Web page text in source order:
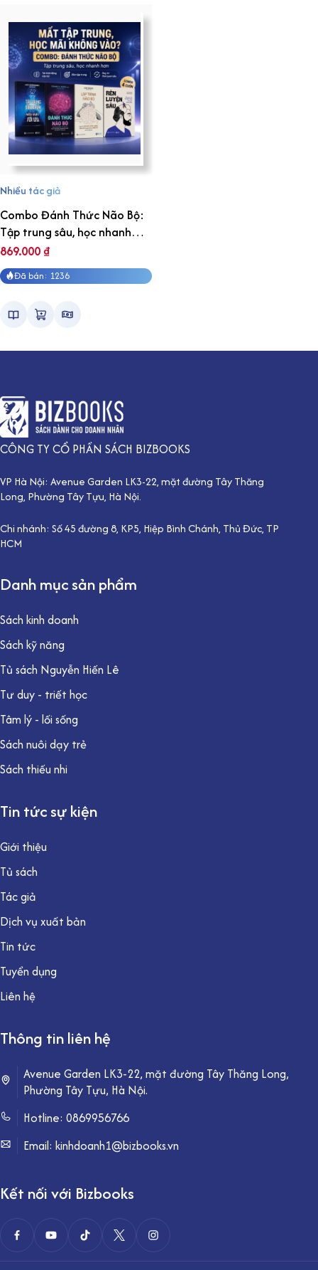
Nhiều tác giả
Combo Đánh Thức Não Bộ:
Tập trung sâu, học nhanh
hơn
869.000₫
Đã bán: 1236
CÔNG TY CỔ PHẦN SÁCH BIZBOOKS
VP Hà Nội: Avenue Garden LK3-22, mặt đường Tây Thăng
Long, Phường Tây Tựu, Hà Nội.
Chi nhánh: Số 45 đường 8, KP5, Hiệp Bình Chánh, Thủ Đức, TP
HCM
Danh mục sản phẩm
Sách kinh doanh
Sách kỹ năng
Tủ sách Nguyễn Hiến Lê
Tư duy - triết học
Tâm lý - lối sống
Sách nuôi dạy trẻ
Sách thiếu nhi
Tin tức sự kiện
Giới thiệu
Tủ sách
Tác giả
Dịch vụ xuất bản
Tin tức
Tuyển dụng
Liên hệ
Thông tin liên hệ
Avenue Garden LK3-22, mặt đường Tây Thăng Long,
Phường Tây Tựu, Hà Nội.
Hotline: 0869956766
Email: kinhdoanh1@bizbooks.vn
Kết nối với Bizbooks